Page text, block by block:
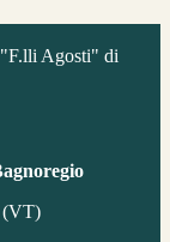
Agosti" di
(VT)